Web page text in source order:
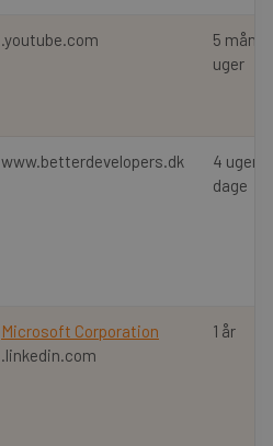
.youtube.com
5
uger
www.betterdevelopers.dk
4 uger 2
dage
Microsoft Corporation
.linkedin.com
1 år